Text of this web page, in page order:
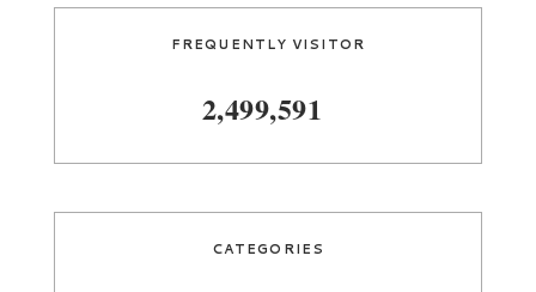
FREQUENTLY VISITOR
2,499,591
CATEGORIES